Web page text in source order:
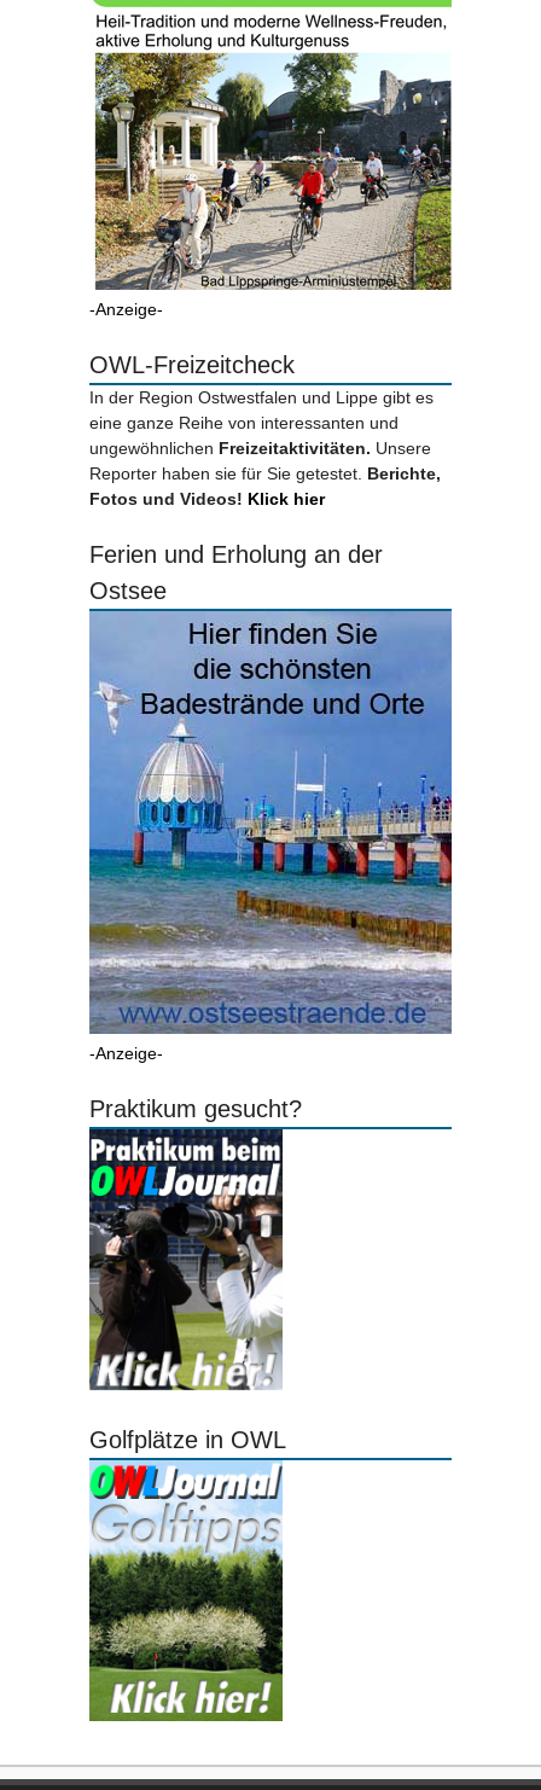
-Anzeige-
OWL-Freizeitcheck
In der Region Ostwestfalen und Lippe gibt es
eine ganze Reihe von interessanten und
ungewöhnlichen Freizeitaktivitäten. Unsere
Reporter haben sie für Sie getestet. Berichte,
Fotos und Videos! Klick hier
Ferien und Erholung an der
Ostsee
-Anzeige-
Praktikum gesucht?
Golfplätze in OWL